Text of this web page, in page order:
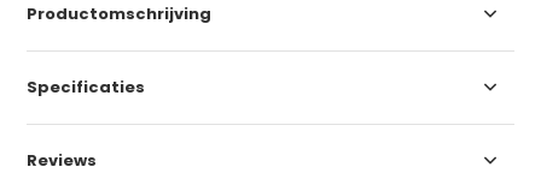
Productomschrijving
Specificaties
Reviews